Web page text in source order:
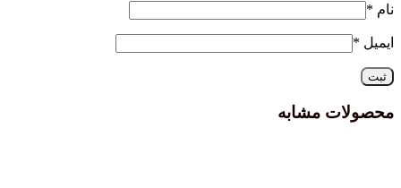
نام*
ایمیل *
محصولات مشابه